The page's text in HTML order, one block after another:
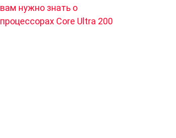
вам нужно знать о
процессорах Core Ultra 200